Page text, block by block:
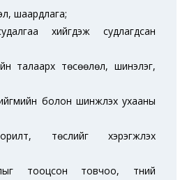
шаардлага;
хийгдэж судлагдсан
талаарх төсөөлөл, шинэлэг,
болон шинжлэх ухааны
төслийг хэрэгжүүлэх
тооцсон товчоо, түүний